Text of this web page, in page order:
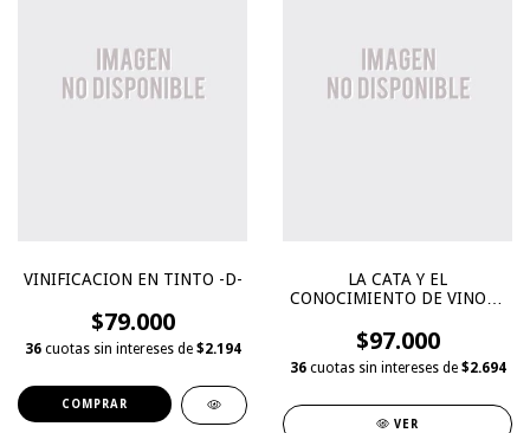
VINIFICACION EN TINTO -D-
$79.000
36 cuotas sin intereses de $2.194
LA CATA Y EL
CONOCIMIENTO DE VINOS -
$97.000
36 cuotas sin intereses de $2.694
VER